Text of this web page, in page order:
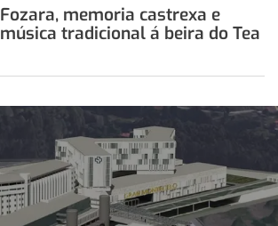
Fozara, memoria castrexa e
música tradicional á beira do Tea